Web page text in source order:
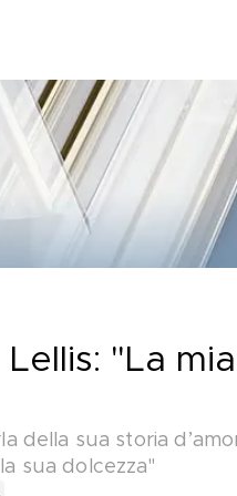
Lellis: "La
della sua storia
sua dolcezza"